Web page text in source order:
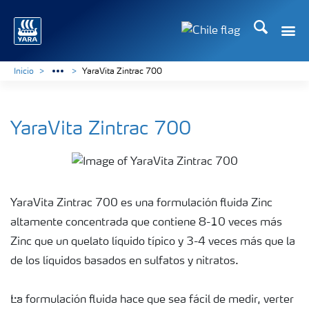
Buscar
Inicio YaraVita Zintrac 700
YaraVita Zintrac 700
YaraVita Zintrac 700 es una formulación fluida Zinc
altamente concentrada que contiene 8-10 veces más
Zinc que un quelato líquido típico y 3-4 veces más que la
de los líquidos basados en sulfatos y nitratos.
La formulación fluida hace que sea fácil de medir, verter